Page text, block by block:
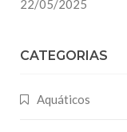
22/05/2025
CATEGORIAS
Aquáticos